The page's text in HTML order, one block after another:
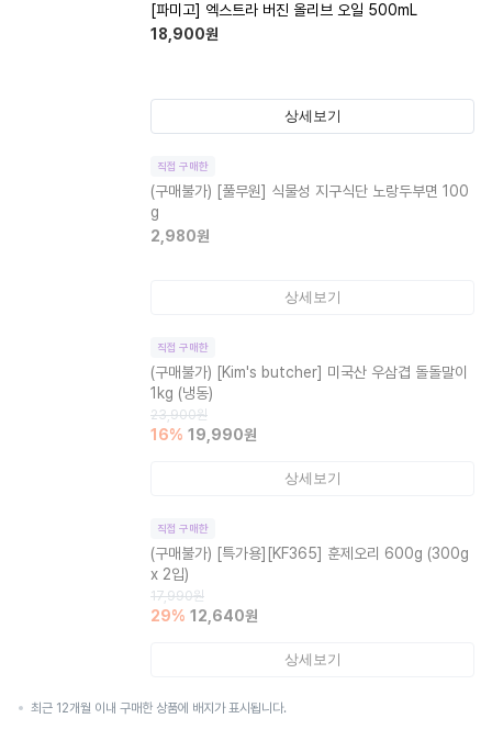
[파미고] 엑스트라 버진 올리브 오일 500mL
18,900원
상세보기
직접 구매한
(구매불가) [풀무원] 식물성 지구식단 노랑두부면 100
g
2,980원
상세보기
직접 구매한
(구매불가) [Kim's butcher] 미국산 우삼겹 돌돌말이
1kg (냉동)
23,900원
16% 19,990원
상세보기
직접 구매한
(구매불가) [특가용][KF365] 훈제오리 600g (300g
x 2입)
17,990원
29% 12,640원
상세보기
최근 12개월 이내 구매한 상품에 배지가 표시됩니다.